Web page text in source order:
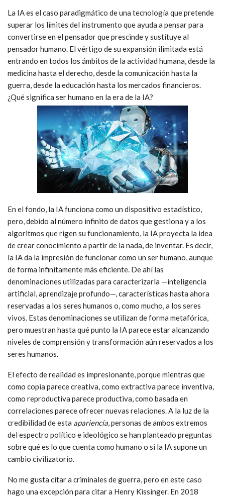
La IA es el caso paradigmático de una tecnología que pretende
superar los límites del instrumento que ayuda a pensar para
convertirse en el pensador que prescinde y sustituye al
pensador humano. El vértigo de su expansión ilimitada está
entrando en todos los ámbitos de la actividad humana, desde la
medicina hasta el derecho, desde la comunicación hasta la
guerra, desde la educación hasta los mercados financieros.
¿Qué significa ser humano en la era de la IA?
En el fondo, la IA funciona como un dispositivo estadístico,
pero, debido al número infinito de datos que gestiona y a los
algoritmos que rigen su funcionamiento, la IA proyecta la idea
de crear conocimiento a partir de la nada, de inventar. Es decir,
la IA da la impresión de funcionar como un ser humano, aunque
de forma infinitamente más eficiente. De ahí las
denominaciones utilizadas para caracterizarla —inteligencia
artificial, aprendizaje profundo—, características hasta ahora
reservadas a los seres humanos o, como mucho, a los seres
vivos. Estas denominaciones se utilizan de forma metafórica,
pero muestran hasta qué punto la IA parece estar alcanzando
niveles de comprensión y transformación aún reservados a los
seres humanos.
El efecto de realidad es impresionante, porque mientras que
como copia parece creativa, como extractiva parece inventiva,
como reproductiva parece productiva, como basada en
correlaciones parece ofrecer nuevas relaciones. A la luz de la
credibilidad de esta apariencia, personas de ambos extremos
del espectro político e ideológico se han planteado preguntas
sobre qué es lo que cuenta como humano o si la IA supone un
cambio civilizatorio.
No me gusta citar a criminales de guerra, pero en este caso
hago una excepción para citar a Henry Kissinger. En 2018